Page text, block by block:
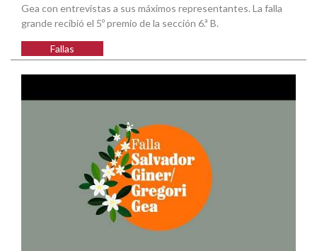
Gea con entrevistas a sus máximos representantes. La falla
grande recibió el 5º premio de la sección 6.ª B.
Fallas